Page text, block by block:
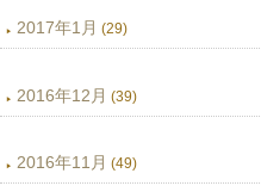
2017年1月 (29)
2016年12月 (39)
2016年11月 (49)